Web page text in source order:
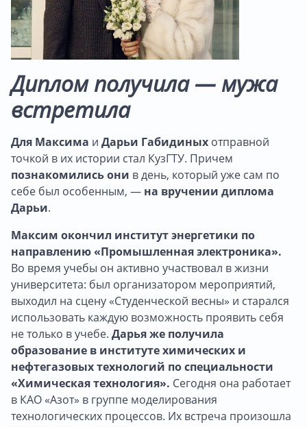
Диплом получила — мужа
встретила
Для Максима и Дарьи Габидиных отправной
точкой в их истории стал КузГТУ. Причем
познакомились они в день, который уже сам по
себе был особенным, — на вручении диплома
Дарьи.
Максим окончил институт энергетики по
направлению«Промышленная электроника».
Во время учебы он активно участвовал в жизни
университета: был организатором мероприятий,
выходил на сцену «Студенческой весны» и старался
использовать каждую возможность проявить себя
не только в учебе. Дарья же получила
образование в институте химических и
нефтегазовых технологий по специальности
«Химическая технология». Сегодня она работает
в КАО «Азот» в группе моделирования
технологических процессов. Их встреча произошла